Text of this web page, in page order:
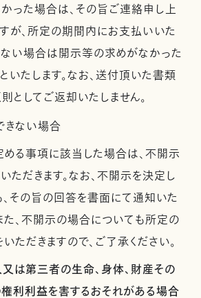
った場合は、その旨ご連絡申し上
が、所定の期間内にお支払いいた
い場合は開示等の求めがなかった
いたします。なお、送付頂いた書類
としてご返却いたしません。
ない場合
る事項に該当した場合は、不開示
ただきます。なお、不開示を決定し
その旨の回答を書面にて通知いた
た、不開示の場合についても所定の
ただきますので、ご了承ください。
は第三者の生命、身体、財産その
利利益を害するおそれがある場合